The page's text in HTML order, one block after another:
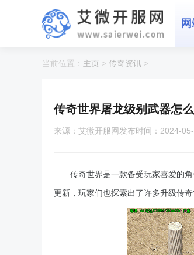
当前位置： 主页 > 传奇资讯 >
传奇世界屠龙级别武器怎
来源：艾微开服网 发布时间：2024-
传奇世界是一款备受玩家喜爱的
更新，玩家们也探索出了许多升级传